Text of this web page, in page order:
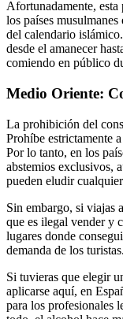
Afortunadamente,
los países
del calendario
desde el amanecer
comiendo en público
Medio Oriente:
La prohibición del
Prohíbe estrictamente
Por lo tanto, en los
abstemios exclusivos,
pueden eludir
Sin embargo, si viajas
que es ilegal vender y
lugares donde
demanda de los turistas.
Si tuvieras que elegir
aplicarse aquí, en
para los profesionales